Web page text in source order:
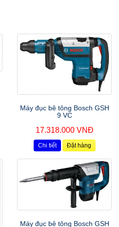
Máy đục bê tông Bosch GSH
9 VC
17.318.000 VNĐ
Chi tiết Đặt hàng
Máy đục bê tông Bosch GSH